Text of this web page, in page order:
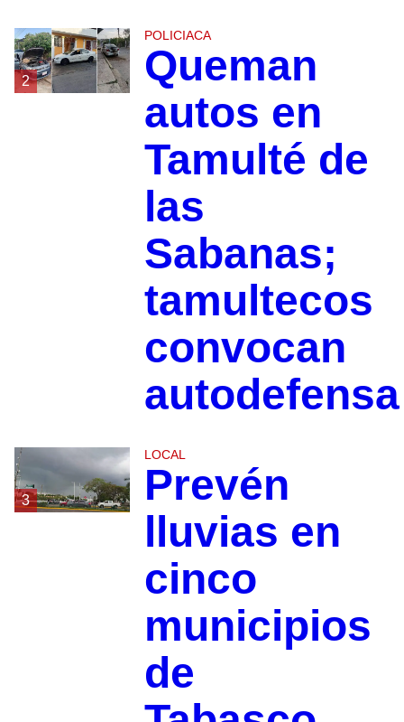
2
POLICIACA
Queman
autos en
Tamulté de
las
Sabanas;
tamultecos
convocan
autodefensa
3
LOCAL
Prevén
lluvias en
cinco
municipios
de